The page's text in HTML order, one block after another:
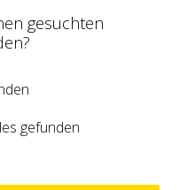
gesuchten
gefunden